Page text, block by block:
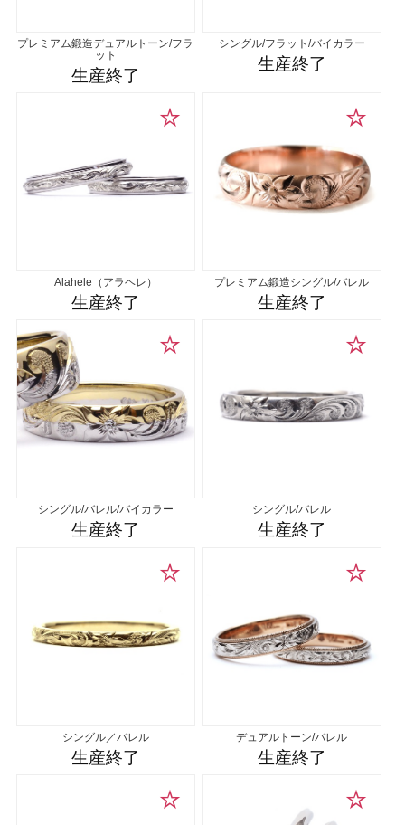
プレミアム鍛造デュアルトーン/フラ
ット
生産終了
シングル/フラット/バイカラー
生産終了
Alahele（アラヘレ）
生産終了
プレミアム鍛造シングル/バレル
生産終了
シングル/バレル/バイカラー
生産終了
シングル/バレル
生産終了
シングル／バレル
生産終了
デュアルトーン/バレル
生産終了